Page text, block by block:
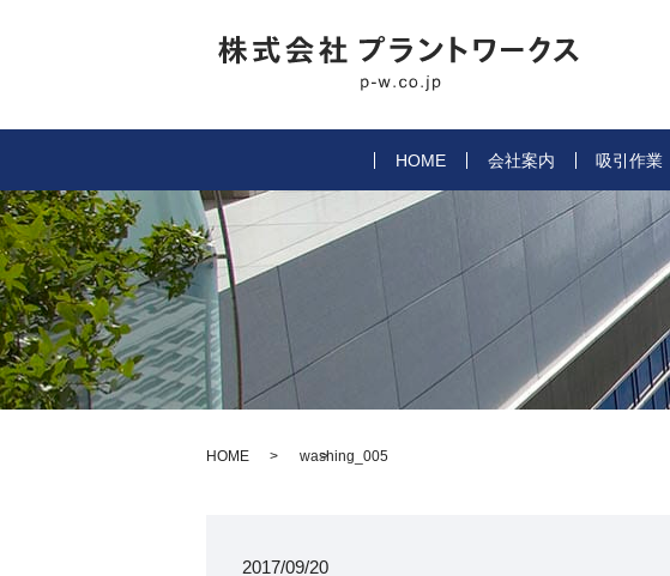
HOME 会社案内 吸引作業
HOME washing_005
2017/09/20